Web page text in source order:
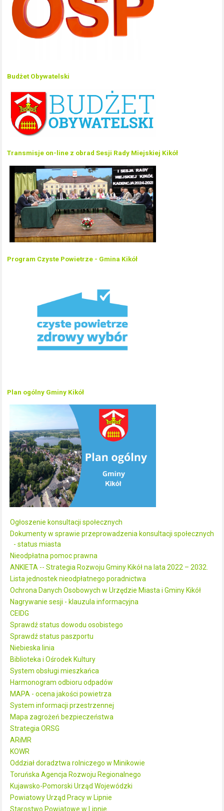
Budżet Obywatelski
Transmisje on-line z obrad Sesji Rady Miejskiej Kikół
Program Czyste Powietrze - Gmina Kikół
Plan ogólny Gminy Kikół
Ogłoszenie konsultacji społecznych
Dokumenty w sprawie przeprowadzenia konsultacji społecznych
- status miasta
Nieodpłatna pomoc prawna
ANKIETA -- Strategia Rozwoju Gminy Kikół na lata 2022 – 2032.
Lista jednostek nieodpłatnego poradnictwa
Ochrona Danych Osobowych w Urzędzie Miasta i Gminy Kikół
Nagrywanie sesji - klauzula informacyjna
CEIDG
Sprawdź status dowodu osobistego
Sprawdź status paszportu
Niebieska linia
Biblioteka i Ośrodek Kultury
System obsługi mieszkańca
Harmonogram odbioru odpadów
MAPA - ocena jakości powietrza
System informacji przestrzennej
Mapa zagrożeń bezpieczeństwa
Strategia ORSG
ARiMR
KOWR
Oddział doradztwa rolniczego w Minikowie
Toruńska Agencja Rozwoju Regionalnego
Kujawsko-Pomorski Urząd Wojewódzki
Powiatowy Urząd Pracy w Lipnie
Starostwo Powiatowe w Lipnie